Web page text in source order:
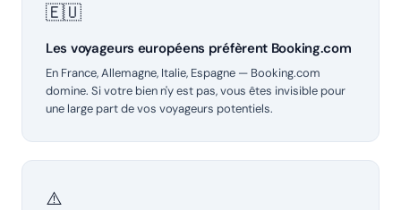
🇪🇺
Les voyageurs européens préfèrent Booking.com
En France, Allemagne, Italie, Espagne — Booking.com
domine. Si votre bien n'y est pas, vous êtes invisible pour
une large part de vos voyageurs potentiels.
⚠️